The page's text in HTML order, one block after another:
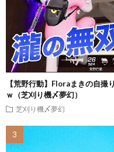
【荒野行動】Floraまきの自撮
ｗ（芝刈り機〆夢幻）
芝刈り機〆夢幻